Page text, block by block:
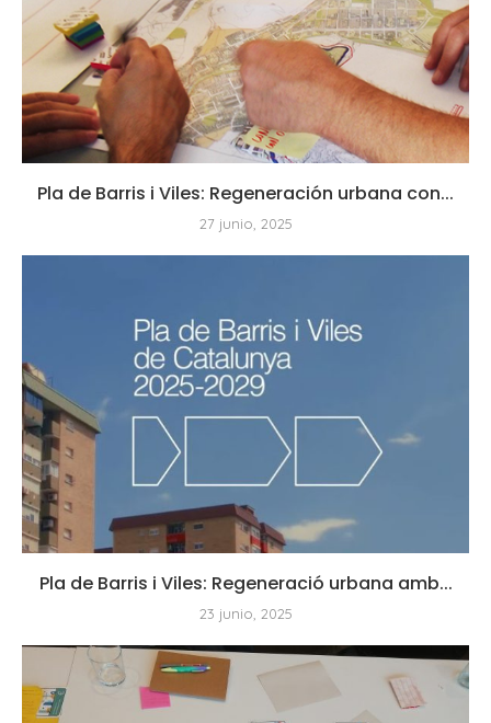
Pla de Barris i Viles: Regeneración urbana con...
27 junio, 2025
Pla de Barris i Viles: Regeneració urbana amb...
23 junio, 2025